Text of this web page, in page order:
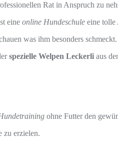
Rat in Anspruch zu
eine online Hundeschule eine tolle
was ihm besonders schmeckt.
spezielle Welpen Leckerli aus
ohne Futter den
zu erzielen.